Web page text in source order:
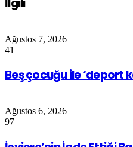
İlgili
Ağustos 7, 2026
41
Beş çocuğu ile ‘deport
Ağustos 6, 2026
97